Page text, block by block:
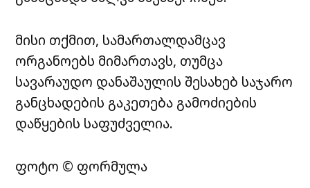
მისი თქმით, სამართალდამცავ
ორგანოებს მიმართავს, თუმცა
სავარაუდო დანაშაულის შესახებ საჯარო
განცხადების გაკეთება გამოძიების
დაწყების საფუძველია.
ფოტო © ფორმულა